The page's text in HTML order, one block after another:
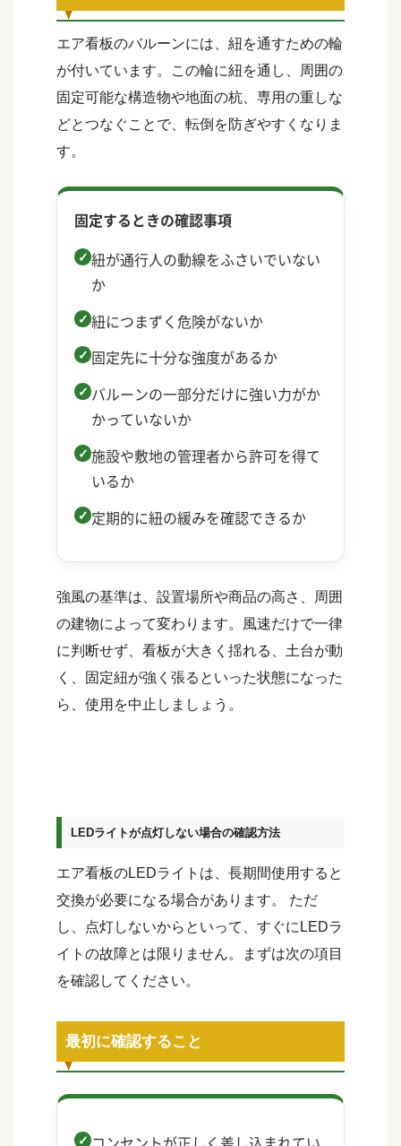
エア看板のバルーンには、紐を通すための輪
が付いています。この輪に紐を通し、周囲の
固定可能な構造物や地面の杭、専用の重しな
どとつなぐことで、転倒を防ぎやすくなりま
す。
固定するときの確認事項
紐が通行人の動線をふさいでいない
か
紐につまずく危険がないか
固定先に十分な強度があるか
バルーンの一部分だけに強い力がか
かっていないか
施設や敷地の管理者から許可を得て
いるか
定期的に紐の緩みを確認できるか
強風の基準は、設置場所や商品の高さ、周囲
の建物によって変わります。風速だけで一律
に判断せず、看板が大きく揺れる、土台が動
く、固定紐が強く張るといった状態になった
ら、使用を中止しましょう。
LEDライトが点灯しない場合の確認方法
エア看板のLEDライトは、長期間使用すると
交換が必要になる場合があります。 ただ
し、点灯しないからといって、すぐにLEDラ
イトの故障とは限りません。まずは次の項目
を確認してください。
最初に確認すること